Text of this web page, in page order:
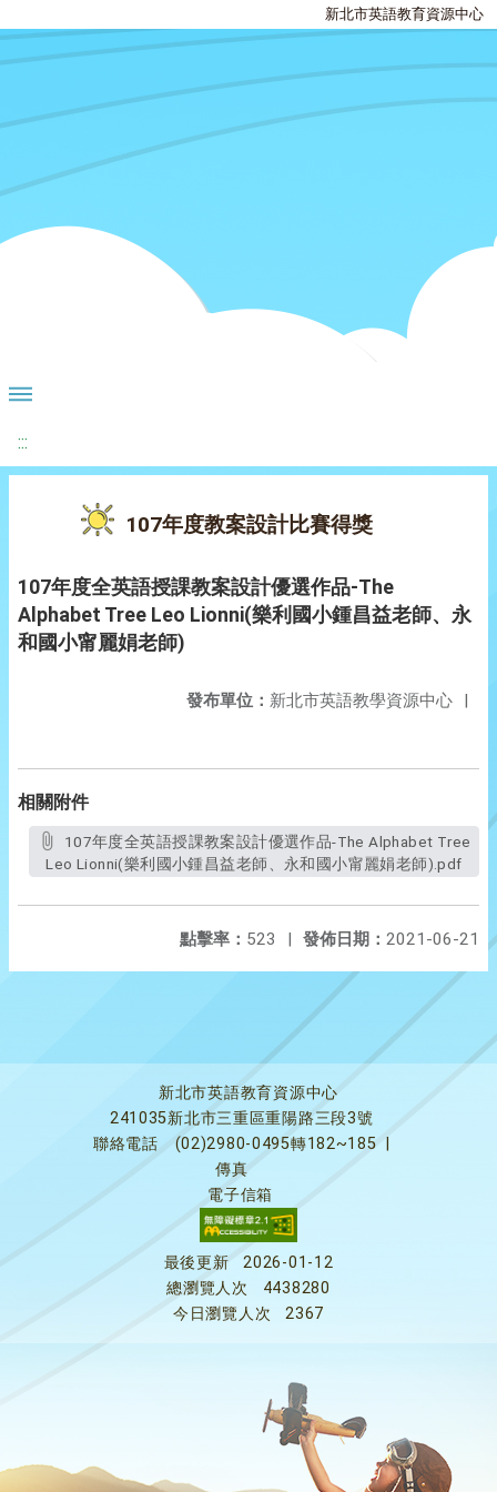
新北市英語教育資源中心
:::
107年度教案設計比賽得獎
107年度全英語授課教案設計優選作品-The
Alphabet Tree Leo Lionni(樂利國小鍾昌益老師、永
和國小甯麗娟老師)
發布單位： 新北市英語教學資源中心 |
相關附件
Leo Lionni(樂利國小鍾昌益老師、永和國小甯麗娟老師).pdf
發佈日期： 2021-06-21
點擊率： 523 |
新北市英語教育資源中心
241035新北市三重區重陽路三段3號
聯絡電話
(02)2980-0495轉182~185
傳真
電子信箱
最後更新
2026-01-12
總瀏覽人次
4438280
今日瀏覽人次
2367